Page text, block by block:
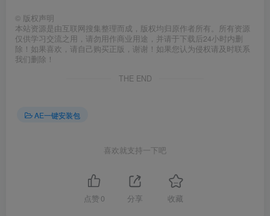
© 版权声明
本站资源是由互联网搜集整理而成，版权均归原作者所有。所有资源
仅供学习交流之用，请勿用作商业用途，并请于下载后24小时内删
除！如果喜欢，请自己购买正版，谢谢！如果您认为侵权请及时联系
我们删除！
THE END
AE一键安装包
喜欢就支持一下吧
点赞 0 分享 收藏